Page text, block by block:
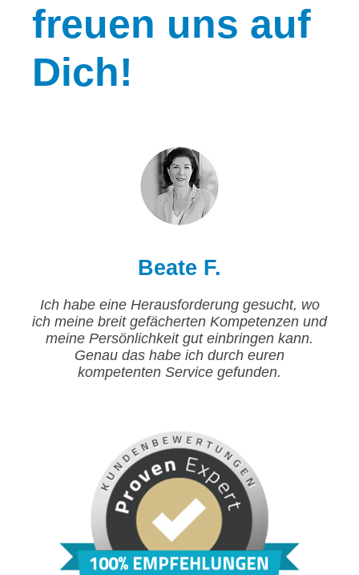
freuen uns auf
Dich!
Beate F.
Ich habe eine Herausforderung gesucht, wo
ich meine breit gefächerten Kompetenzen und
meine Persönlichkeit gut einbringen kann.
Genau das habe ich durch euren
kompetenten Service gefunden.